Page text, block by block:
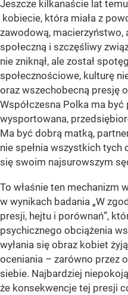
Jeszcze kilkanaście lat
kobiecie, która miała z
zawodową,
społeczną i szczęśliwy
nie zniknął, ale został
społecznościowe, kulturę
oraz wszechobecną presję
Współczesna Polka ma być
wysportowana,
Ma być dobrą matką,
nie spełnia wszystkich
się swoim najsurowszym
To właśnie ten mechanizm
w wynikach badania „W
presji, hejtu i porównań”,
psychicznego obciążenia
wyłania się obraz kobiet
oceniania – zarówno przez
siebie. Najbardziej
że konsekwencje tej presji